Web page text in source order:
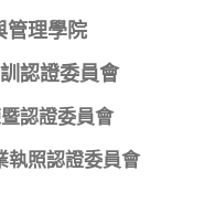
管理學院
認證委員會
認證委員會
照認證委員會